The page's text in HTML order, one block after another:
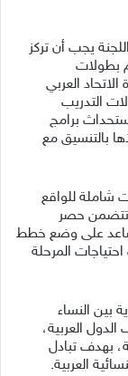
يجب أن تركز
بطولات
العربي
التدريب
برامج
بالتنسيق مع
شاملة للواقع
تتضمن حصر
يساعد على وضع خطط
المرحلة
بين النساء
العربية،
بهدف تبادل
العربية.